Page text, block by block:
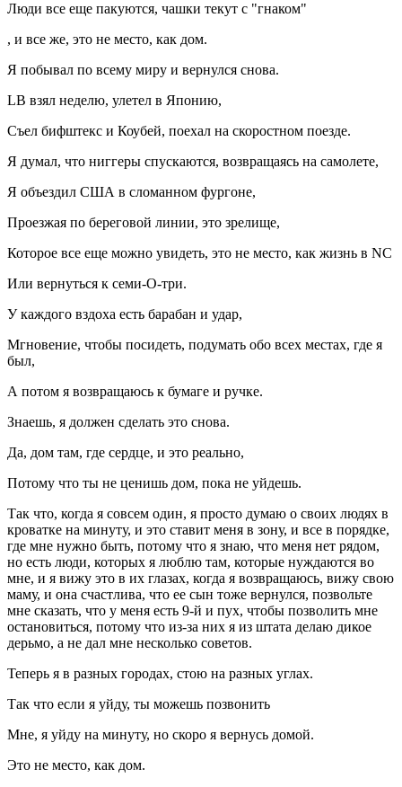
Люди все еще пакуются, чашки текут с "гнаком"
, и все же, это не место, как дом.
Я побывал по всему миру и вернулся снова.
LB взял неделю, улетел в Японию,
Съел бифштекс и Коубей, поехал на скоростном поезде.
Я думал, что ниггеры спускаются, возвращаясь на самолете,
Я объездил США в сломанном фургоне,
Проезжая по береговой линии, это зрелище,
Которое все еще можно увидеть, это не место, как жизнь в NC
Или вернуться к семи-О-три.
У каждого вздоха есть барабан и удар,
Мгновение, чтобы посидеть, подумать обо всех местах, где я
был,
А потом я возвращаюсь к бумаге и ручке.
Знаешь, я должен сделать это снова.
Да, дом там, где сердце, и это реально,
Потому что ты не ценишь дом, пока не уйдешь.
Так что, когда я совсем один, я просто думаю о своих людях в
кроватке на минуту, и это ставит меня в зону, и все в порядке,
где мне нужно быть, потому что я знаю, что меня нет рядом,
но есть люди, которых я люблю там, которые нуждаются во
мне, и я вижу это в их глазах, когда я возвращаюсь, вижу свою
маму, и она счастлива, что ее сын тоже вернулся, позвольте
мне сказать, что у меня есть 9-й и пух, чтобы позволить мне
остановиться, потому что из-за них я из штата делаю дикое
дерьмо, а не дал мне несколько советов.
Теперь я в разных городах, стою на разных углах.
Так что если я уйду, ты можешь позвонить
Мне, я уйду на минуту, но скоро я вернусь домой.
Это не место, как дом.